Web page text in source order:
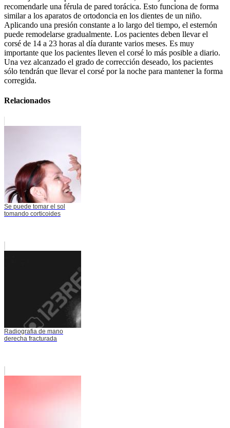
recomendarle una férula de pared torácica. Esto funciona de forma
similar a los aparatos de ortodoncia en los dientes de un niño.
Aplicando una presión constante a lo largo del tiempo, el esternón
puede remodelarse gradualmente. Los pacientes deben llevar el
corsé de 14 a 23 horas al día durante varios meses. Es muy
importante que los pacientes lleven el corsé lo más posible a diario.
Una vez alcanzado el grado de corrección deseado, los pacientes
sólo tendrán que llevar el corsé por la noche para mantener la forma
corregida.
Relacionados
Se puede tomar el sol
tomando corticoides
Radiografia de mano
derecha fracturada